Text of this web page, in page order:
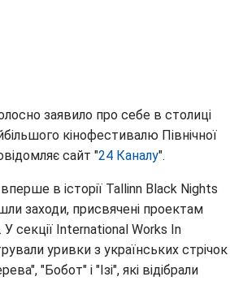
заявило про себе в столиці
кінофестивалю Північної
сайт "24 Каналу".
в історії Tallinn Black Nights
заходи, присвячені проектам
секції International Works In
уривки з українських стрічок
"Бобот" і "Ізі", які відібрали